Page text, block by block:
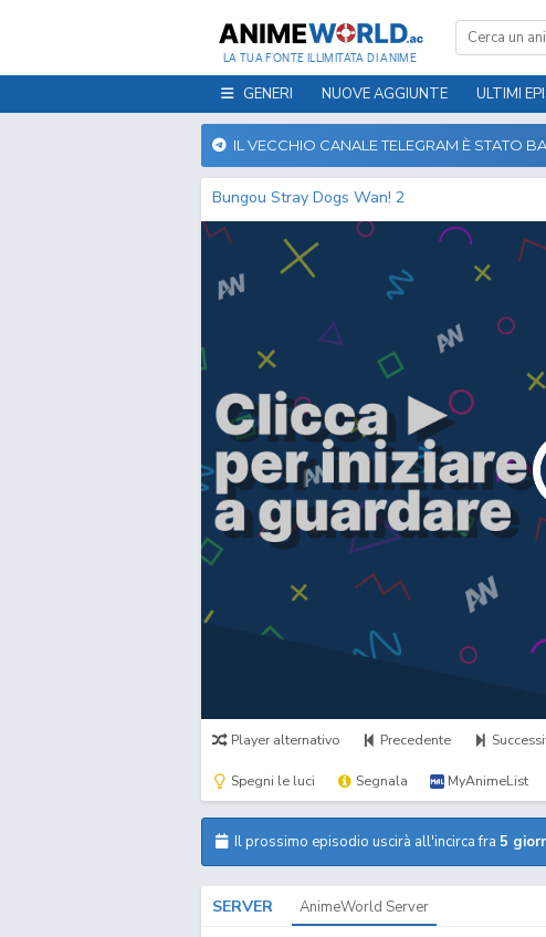
LA TUA FONTE ILLIMITATA DI ANIME
GENERI NUOVE AGGIUNTE ULTIMI
IL VECCHIO CANALE TELEGRAM È STATO
Bungou Stray Dogs Wan! 2
Player alternativo Precedente
Spegni le luci Segnala MyAnimeList
Il prossimo episodio uscirà all'incirca fra 5
SERVER AnimeWorld Server